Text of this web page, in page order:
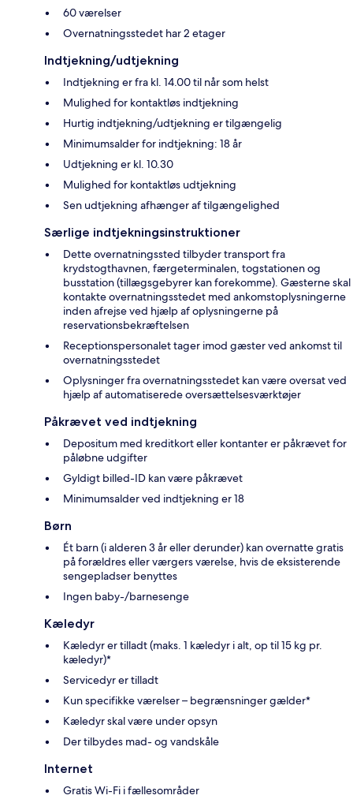
60 værelser
Overnatningsstedet har 2 etager
Indtjekning/udtjekning
Indtjekning er fra kl. 14.00 til når som helst
Mulighed for kontaktløs indtjekning
Hurtig indtjekning/udtjekning er tilgængelig
Minimumsalder for indtjekning: 18 år
Udtjekning er kl. 10.30
Mulighed for kontaktløs udtjekning
Sen udtjekning afhænger af tilgængelighed
Særlige indtjekningsinstruktioner
Dette overnatningssted tilbyder transport fra
krydstogthavnen, færgeterminalen, togstationen og
busstation (tillægsgebyrer kan forekomme). Gæsterne skal
kontakte overnatningsstedet med ankomstoplysningerne
inden afrejse ved hjælp af oplysningerne på
reservationsbekræftelsen
Receptionspersonalet tager imod gæster ved ankomst til
overnatningsstedet
Oplysninger fra overnatningsstedet kan være oversat ved
hjælp af automatiserede oversættelsesværktøjer
Påkrævet ved indtjekning
Depositum med kreditkort eller kontanter er påkrævet for
påløbne udgifter
Gyldigt billed-ID kan være påkrævet
Minimumsalder ved indtjekning er 18
Børn
Ét barn (i alderen 3 år eller derunder) kan overnatte gratis
på forældres eller værgers værelse, hvis de eksisterende
sengepladser benyttes
Ingen baby-/barnesenge
Kæledyr
Kæledyr er tilladt (maks. 1 kæledyr i alt, op til 15 kg pr.
kæledyr)*
Servicedyr er tilladt
Kun specifikke værelser – begrænsninger gælder*
Kæledyr skal være under opsyn
Der tilbydes mad- og vandskåle
Internet
Gratis Wi-Fi i fællesområder